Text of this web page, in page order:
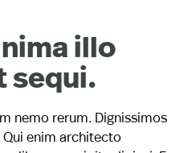
illo
sequi.
nemo rerum. Dignissimos
enim architecto